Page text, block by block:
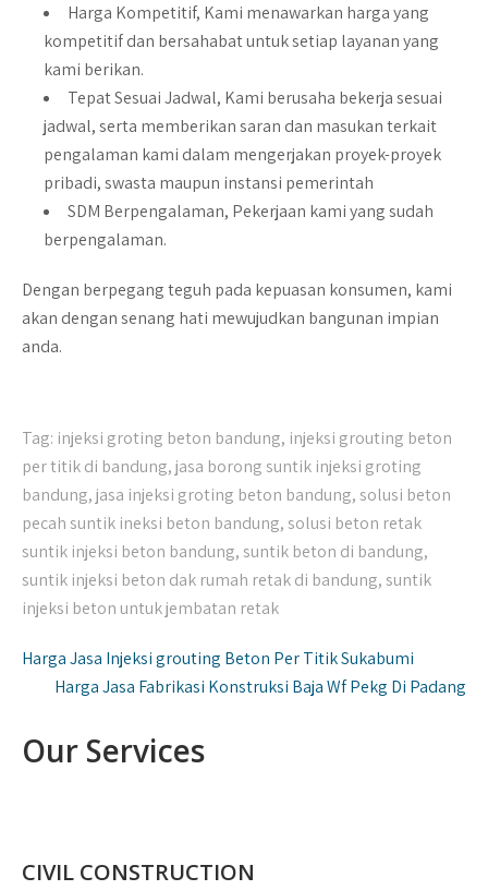
Harga Kompetitif, Kami menawarkan harga yang
kompetitif dan bersahabat untuk setiap layanan yang
kami berikan.
Tepat Sesuai Jadwal, Kami berusaha bekerja sesuai
jadwal, serta memberikan saran dan masukan terkait
pengalaman kami dalam mengerjakan proyek-proyek
pribadi, swasta maupun instansi pemerintah
SDM Berpengalaman, Pekerjaan kami yang sudah
berpengalaman.
Dengan berpegang teguh pada kepuasan konsumen, kami
akan dengan senang hati mewujudkan bangunan impian
anda.
Tag: injeksi groting beton bandung, injeksi grouting beton
per titik di bandung,jasa borong suntik injeksi groting
bandung,jasa injeksi groting beton bandung,solusi beton
pecah suntik ineksi beton bandung,solusi beton retak
suntik injeksi beton bandung,suntik beton di bandung,
suntik injeksi beton dak rumah retak di bandung,suntik
injeksi beton untuk jembatan retak
Navigasi
pos
Harga Jasa Injeksi grouting Beton Per Titik Sukabumi
Harga Jasa Fabrikasi Konstruksi Baja Wf Pekg Di Padang
Our Services
CIVIL CONSTRUCTION